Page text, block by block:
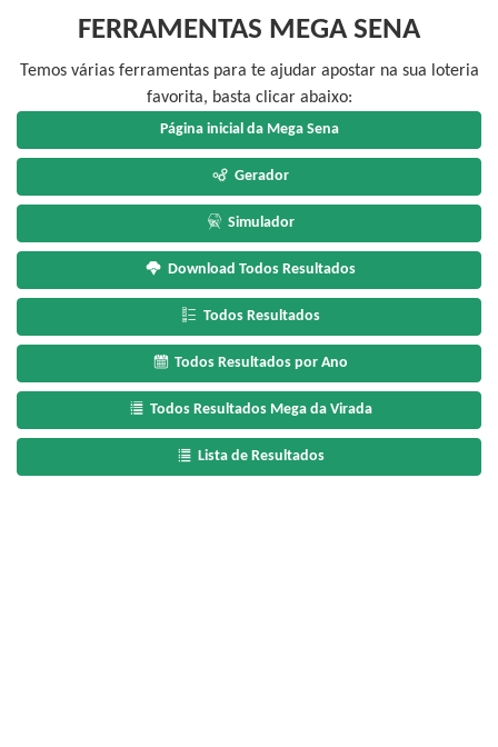
FERRAMENTAS MEGA SENA
Temos várias ferramentas para te ajudar apostar na sua loteria
favorita, basta clicar abaixo:
Página inicial da Mega Sena
Gerador
Simulador
Download Todos Resultados
Todos Resultados
Todos Resultados por Ano
Todos Resultados Mega da Virada
Lista de Resultados